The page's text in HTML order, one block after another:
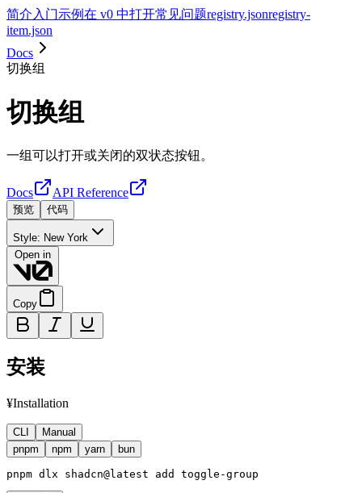
简介 入门示例在 v0 中打开常见问题registry.jsonregistry-
item.json
Docs
切换组
切换组
一组可以打开或关闭的双状态按钮。
Docs API Reference
预览 代码
Style: New York
Copy
安装
¥Installation
CLI
Manual
pnpm
npm yarn bun